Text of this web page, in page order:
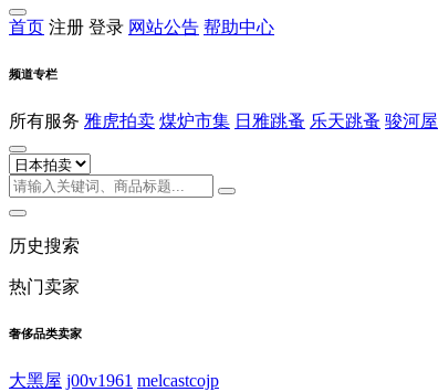
首页 注册 登录 网站公告 帮助中心
频道专栏
所有服务 雅虎拍卖 煤炉市集 日雅跳蚤 乐天跳蚤 骏河屋
历史搜索
热门卖家
奢侈品类卖家
大黑屋 j00v1961 melcastcojp